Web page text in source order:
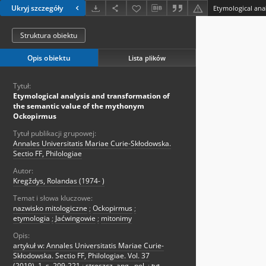
Ukryj szczegóły
Struktura obiektu
Opis obiektu Lista plików
Tytuł:
Etymological analysis and transformation of
the semantic value of the mythonym
Ockopirmus
Tytuł publikacji grupowej:
Annales Universitatis Mariae Curie-Skłodowska.
Sectio FF, Philologiae
Autor:
Kregždys, Rolandas (1974- )
Temat i słowa kluczowe:
nazwisko mitologiczne ; Ockopirmus ;
etymologia ; Jaćwingowie ; mitonimy
Opis:
artykuł w: Annales Universitatis Mariae Curie-
Skłodowska. Sectio FF, Philologiae. Vol. 37